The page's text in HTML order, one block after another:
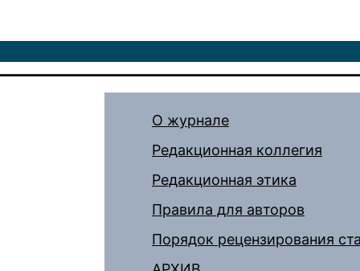
О журнале
Редакционная коллегия
Редакционная этика
Правила для авторов
Порядок рецензирования